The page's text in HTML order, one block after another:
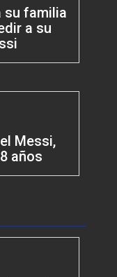
su familia
a su
Messi,
años